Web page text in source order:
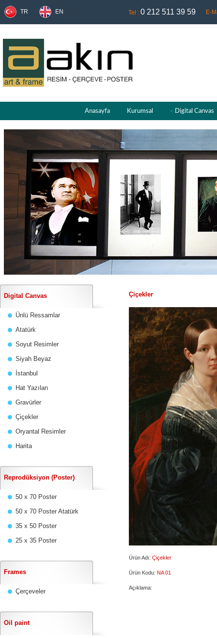
TR EN Tel : 0 212 511 39 59 E-
Anasayfa Kurumsal Digital Canvas
Digital Canvas
Ünlü Ressamlar
Atatürk
Soyut Resimler
Siyah Beyaz
İstanbul
Hat Yazıları
Gravürler
Çiçekler
Oryantal Resimler
Harita
Reprodüksiyon (Poster)
50 x 70 Poster
50 x 70 Poster Atatürk
35 x 50 Poster
25 x 35 Poster
Frames
Çerçeveler
Oil paint
Çiçekler
Ürün Adı: Çiçekler
Ürün Kodu: NA 01
Açıklama: